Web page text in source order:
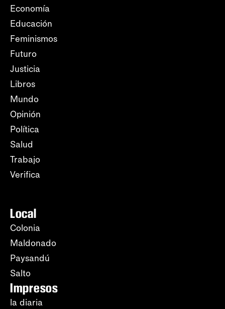
Economía
Educación
Feminismos
Futuro
Justicia
Libros
Mundo
Opinión
Política
Salud
Trabajo
Verifica
Local
Colonia
Maldonado
Paysandú
Salto
Impresos
la diaria